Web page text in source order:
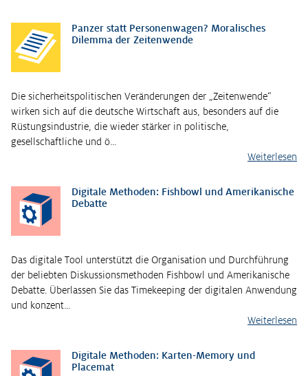
Panzer statt Personenwagen? Moralisches
Dilemma der Zeitenwende
Die sicherheitspolitischen Veränderungen der „Zeitenwende“
wirken sich auf die deutsche Wirtschaft aus, besonders auf die
Rüstungsindustrie, die wieder stärker in politische,
gesellschaftliche und ö…
Weiterlesen
Digitale Methoden: Fishbowl und Amerikanische
Debatte
Das digitale Tool unterstützt die Organisation und Durchführung
der beliebten Diskussionsmethoden Fishbowl und Amerikanische
Debatte. Überlassen Sie das Timekeeping der digitalen Anwendung
und konzent…
Weiterlesen
Digitale Methoden: Karten-Memory und
Placemat